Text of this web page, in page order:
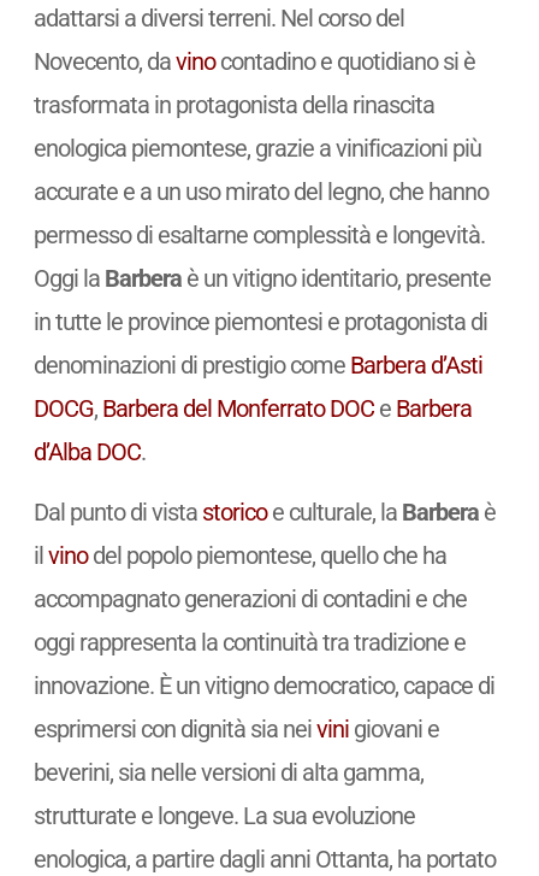
adattarsi a diversi terreni. Nel corso del
Novecento, davinocontadino e quotidiano si è
trasformata in protagonista della rinascita
enologica piemontese, grazie a vinificazioni più
accurate e a un uso mirato del legno, che hanno
permesso di esaltarne complessità e longevità.
Oggi la Barberaè un vitigno identitario, presente
in tutte le province piemontesi e protagonista di
denominazioni di prestigio come Barbera d’Asti
DOCG, Barbera del Monferrato DOCe Barbera
d’Alba DOC.
Dal punto di vista storicoe culturale, la Barberaè
ilvinodel popolo piemontese, quello che ha
accompagnato generazioni di contadini e che
oggi rappresenta la continuità tra tradizione e
innovazione. È un vitigno democratico, capace di
esprimersi con dignità sia neivinigiovani e
beverini, sia nelle versioni di alta gamma,
strutturate e longeve. La sua evoluzione
enologica, a partire dagli anni Ottanta, ha portato